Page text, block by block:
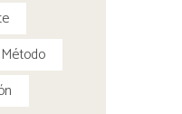
Método